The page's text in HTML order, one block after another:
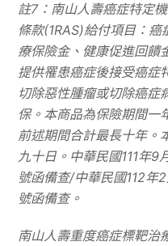
註7：南山人壽癌症特定
條款(1RAS)給付項目：癌
療保險金、健康促進回饋
提供罹患癌症後接受癌症
切除惡性腫瘤或切除癌症
保。本商品為保險期間一
前述期間合計最長十年。
九十日。中華民國111年9
號函備查/中華民國112年2
號函備查。
南山人壽重度癌症標靶治